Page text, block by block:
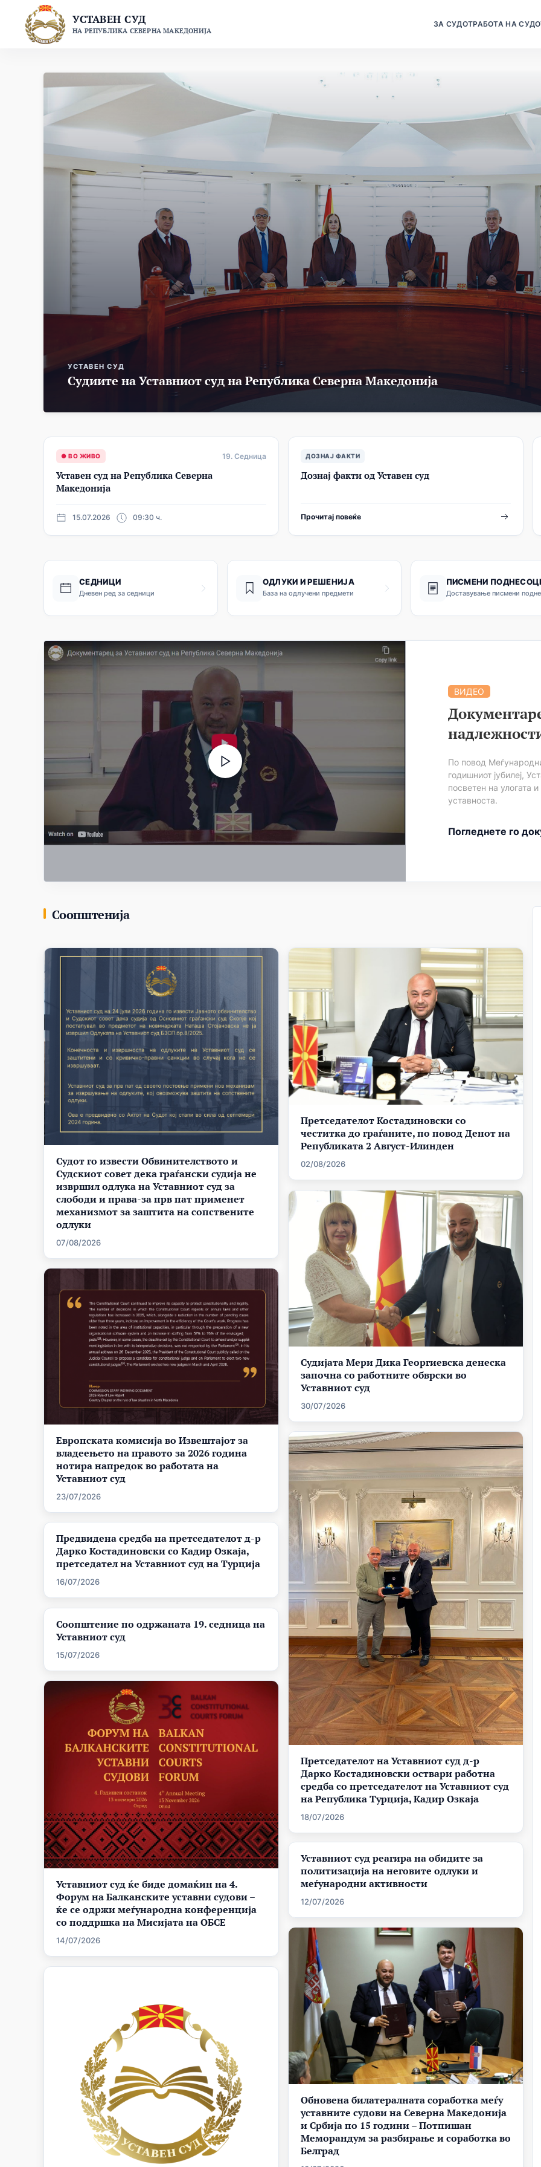
content
УСТАВЕН СУД
НА РЕПУБЛИКА СЕВЕРНА МАКЕДОНИЈА
ЗА СУДОТРАБОТА НА
УСТАВЕН СУД
Судиите на Уставниот суд на Република Северна Македонија
● ВО ЖИВО 19. Седница
Уставен суд на Република Северна
Македонија
15.07.2026 09:30 ч.
ДОЗНАЈ ФАКТИ
Дознај факти од Уставен суд
Прочитај повеќе
СЕДНИЦИ
Дневен ред за седници
ОДЛУКИ И РЕШЕНИЈА
База на одлучени предмети
ПИСМЕНИ
Доставување писмени
ВИДЕО
По повод
годишниот јубилеј,
посветен на улогата
уставноста.
Погледнете го
Соопштенија
Судот го извести Обвинителството и
Судскиот совет дека граѓански судија не
извршил одлука на Уставниот суд за
слободи и права-за прв пат применет
механизмот за заштита на сопствените
одлуки
07/08/2026
Претседателот Костадиновски со
честитка до граѓаните, по повод Денот на
Републиката 2 Август-Илинден
02/08/2026
Судијата Мери Дика Георгиевска денеска
започна со работните обврски во
Уставниот суд
30/07/2026
Европската комисија во Извештајот за
владеењето на правото за 2026 година
нотира напредок во работата на
Уставниот суд
23/07/2026
Претседателот на Уставниот суд д-р
Дарко Костадиновски оствари работна
средба со претседателот на Уставниот суд
на Република Турција, Кадир Озкаја
18/07/2026
Предвидена средба на претседателот д-р
Дарко Костадиновски со Кадир Озкаја,
претседател на Уставниот суд на Турција
16/07/2026
Соопштение по одржаната 19. седница на
Уставниот суд
15/07/2026
Уставниот суд ќе биде домаќин на 4.
Форум на Балканските уставни судови –
ќе се одржи меѓународна конференција
со поддршка на Мисијата на ОБСЕ
14/07/2026
Уставниот суд реагира на обидите за
политизација на неговите одлуки и
меѓународни активности
12/07/2026
Обновена билатералната соработка меѓу
уставните судови на Северна Македонија
и Србија по 15 години – Потпишан
Меморандум за разбирање и соработка во
Белград